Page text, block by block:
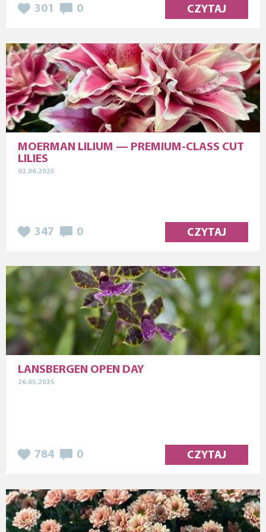
301 0 CZYTAJ
MOERMAN LILIUM — PREMIUM-CLASS CUT
LILIES
02.06.2025
347 0 CZYTAJ
LANSBERGEN OPEN DAY
26.05.2025
784 0 CZYTAJ